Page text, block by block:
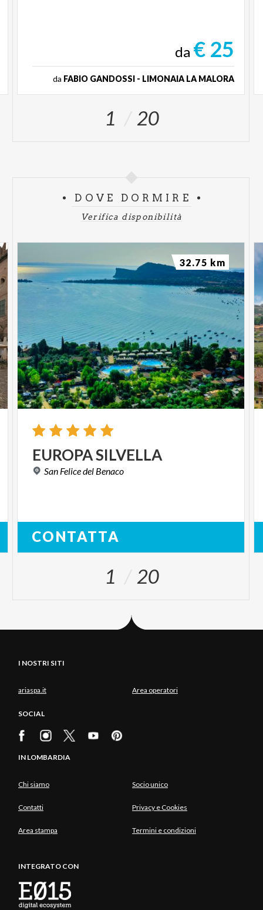
da € 25
da FABIO GANDOSSI - LIMONAIA LA MALORA
1 20
DOVE DORMIRE
Verifica disponibilità
EUROPASILVELLA
San Felicedel Benaco
CONTATTA
32.75 km
1 20
I NOSTRI SITI
ariaspa.it Area operatori
SOCIAL
IN LOMBARDIA
Chi siamo Socio unico
Contatti Privacy e Cookies
Area stampa Termini e condizioni
INTEGRATO CON